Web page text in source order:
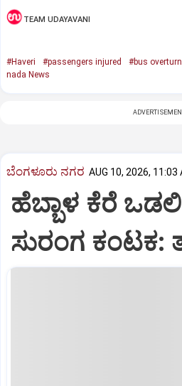
TEAM UDAYAVANI
#Haveri #passengers injured #bus
nada News
ಬೆಂಗಳೂರು ನಗರ AUG 10, 2026, 11:03
ಹೆಬ್ಬಾಳ ಕೆರೆ
ಸುರಂಗ ಕಂಟಕ: